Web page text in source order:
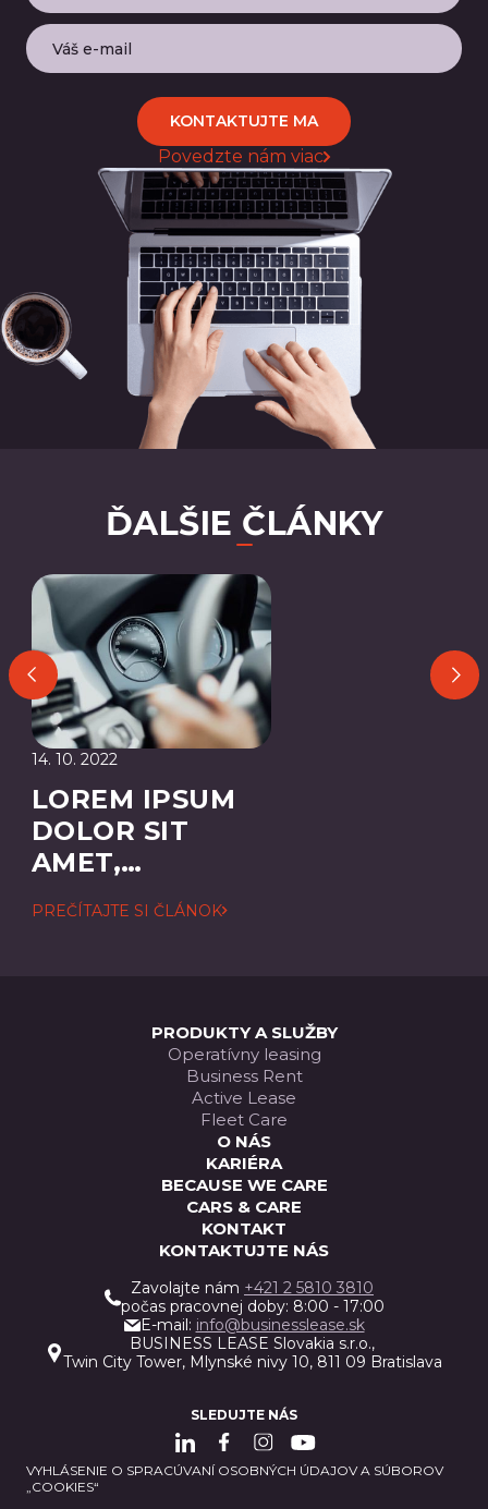
Povedzte nám viac
KONTAKTUJTE MA
ĎALŠIE ČLÁNKY
14. 10. 2022
LOREM IPSUM
DOLOR SIT
AMET,
CONSECTETUER
ADIPISCING
PREČÍTAJTE SI ČLÁNOK
PRODUKTY A SLUŽBY
Operatívny leasing
Business Rent
Active Lease
Fleet Care
O NÁS
KARIÉRA
BECAUSE WE CARE
CARS & CARE
KONTAKT
KONTAKTUJTE NÁS
Zavolajte nám +421 2 5810 3810
počas pracovnej doby: 8:00 - 17:00
E-mail: info@businesslease.sk
BUSINESS LEASE Slovakia s.r.o.,
Twin City Tower, Mlynské nivy 10, 811 09 Bratislava
SLEDUJTE NÁS
VYHLÁSENIE O SPRACÚVANÍ OSOBNÝCH ÚDAJOV A SÚBOROV
„COOKIES“